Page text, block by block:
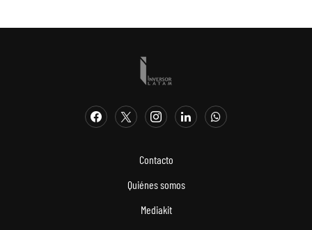
Contacto
Quiénes somos
Mediakit